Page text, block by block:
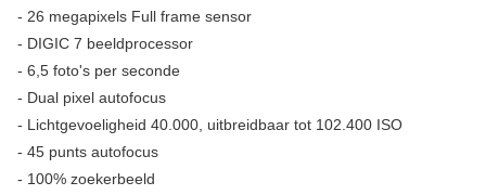
- 26 megapixels Full frame sensor
- DIGIC 7 beeldprocessor
- 6,5 foto's per seconde
- Dual pixel autofocus
- Lichtgevoeligheid 40.000, uitbreidbaar tot 102.400 ISO
- 45 punts autofocus
- 100% zoekerbeeld